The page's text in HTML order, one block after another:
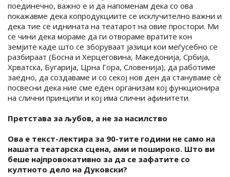
поединечно, важно е и да напоменам дека со ова
покажавме дека копродукциите се исклучително важни и
дека тие се иднината на театарот на овие простори. Ми
се чини дека мораме да ги отвораме вратите кон
земјите каде што се зборуваат јазици кои меѓусебно се
разбираат (Босна и Херцеговина, Македонија, Србија,
Хрватска, Бугарија, Црна Гора, Словенија), да работиме
заедно, да создаваме и со секој нов ден да стануваме сѐ
посвесни дека ние сме еден организам кој функционира
на слични принципи и кој има слични афинитети.
Претстава за љубов, а не за насилство
Ова е текст-лектира за 90-тите години не само на
нашата театарска сцена, ами и пошироко. Што ви
беше најпровокативно за да се зафатите со
култното дело на Дуковски?